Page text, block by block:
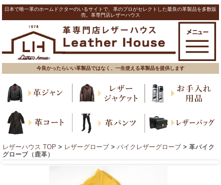
日本で唯一革のホームドクターのいるサイトで、革のプロがセレクトした最良の革製品を多数販
売。革専門店レザーハウス
今良かったらいい革製品ではなく、一生使える革製品を提供します
レザーハウス TOP > レザーグローブ > バイクレザーグローブ > 革バイク
グローブ（鹿革）